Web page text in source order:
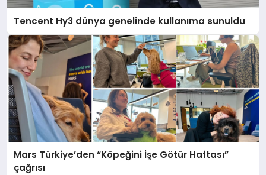
Tencent Hy3 dünya genelinde kullanıma sunuldu
Mars Türkiye’den “Köpeğini İşe Götür Haftası”
çağrısı